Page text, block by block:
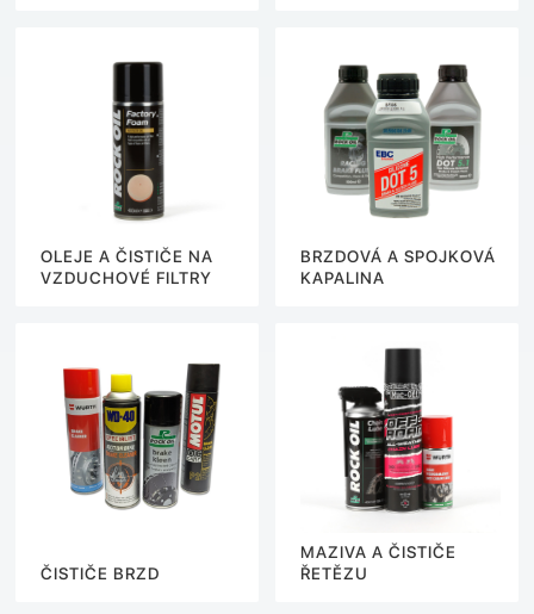
OLEJE A ČISTIČE NA
VZDUCHOVÉ FILTRY
BRZDOVÁ A SPOJKOVÁ
KAPALINA
ČISTIČE BRZD
MAZIVA A ČISTIČE
ŘETĚZU